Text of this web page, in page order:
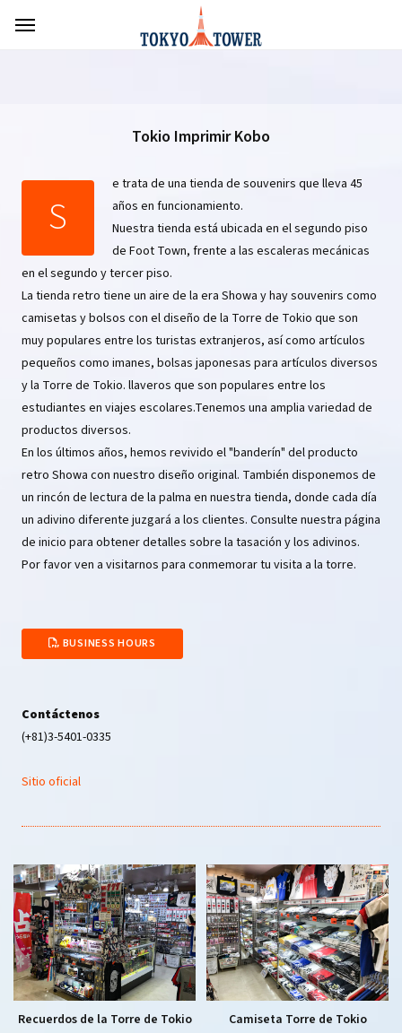
Tokio Imprimir Kobo
S
e trata de una tienda de souvenirs que lleva 45
años en funcionamiento.
Nuestra tienda está ubicada en el segundo piso
de Foot Town, frente a las escaleras mecánicas
en el segundo y tercer piso.
La tienda retro tiene un aire de la era Showa y hay souvenirs como
camisetas y bolsos con el diseño de la Torre de Tokio que son
muy populares entre los turistas extranjeros, así como artículos
pequeños como imanes, bolsas japonesas para artículos diversos
y la Torre de Tokio. llaveros que son populares entre los
estudiantes en viajes escolares.Tenemos una amplia variedad de
productos diversos.
En los últimos años, hemos revivido el "banderín" del producto
retro Showa con nuestro diseño original. También disponemos de
un rincón de lectura de la palma en nuestra tienda, donde cada día
un adivino diferente juzgará a los clientes. Consulte nuestra página
de inicio para obtener detalles sobre la tasación y los adivinos.
Por favor ven a visitarnos para conmemorar tu visita a la torre.
BUSINESS HOURS
Contáctenos
(+81)3-5401-0335
Sitio oficial
Recuerdos de la Torre de Tokio Camiseta Torre de Tokio